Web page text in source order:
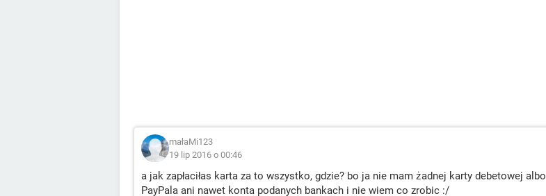
małaMi123
19 lip 2016 o 00:46
a jak zapłaciłas karta za to wszystko, gdzie? bo ja nie mam żadnej karty debetowej albo
PayPala ani nawet konta podanych bankach i nie wiem co zrobic :/